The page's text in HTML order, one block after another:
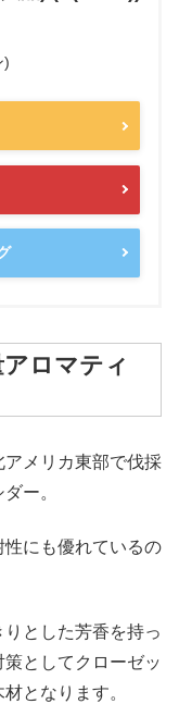
)
ロマティ
メリカ東部で伐採
ー。
にも優れているの
とした芳香を持っ
としてクローゼッ
となります。